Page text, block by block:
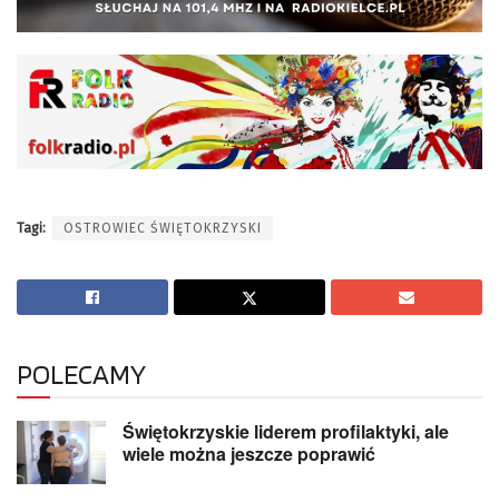
Tagi: OSTROWIEC ŚWIĘTOKRZYSKI
POLECAMY
Świętokrzyskie liderem profilaktyki, ale
wiele można jeszcze poprawić